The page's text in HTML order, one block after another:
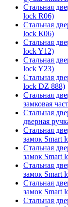
Стальная
lock R06)
Стальная
lock К06)
Стальная
lock Y12)
Стальная
lock Y23)
Стальная
lock DZ 888)
Стальная
замковая
Стальная
дверная
Стальная
замок Smart
Стальная
замок Smart
Стальная
замок Smart
Стальная
замок Smart
Стальная